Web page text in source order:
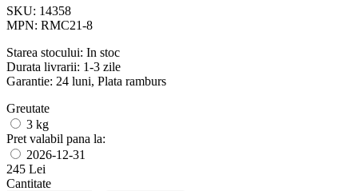
SKU: 14358
MPN: RMC21-8
Starea stocului: In stoc
Durata livrarii: 1-3 zile
Garantie: 24 luni, Plata ramburs
Greutate
3 kg
Pret valabil pana la:
2026-12-31
245 Lei
Cantitate